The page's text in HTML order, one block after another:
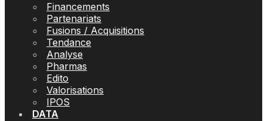
Financements
Partenariats
Fusions / Acquisitions
Tendance
Analyse
Pharmas
Edito
Valorisations
IPOS
DATA